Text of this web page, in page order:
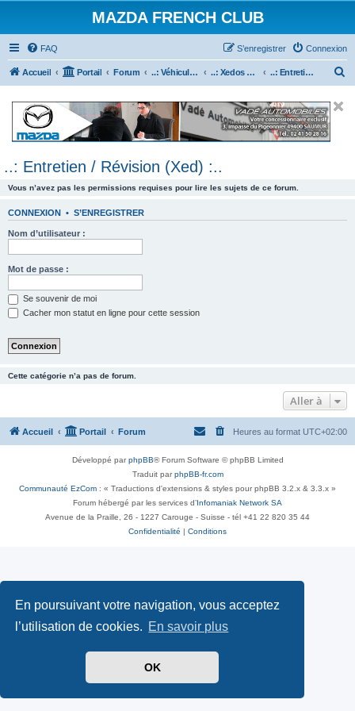
En poursuivant votre navigation, vous acceptez
l’utilisation de cookies. En savoir plus
OK
MAZDA FRENCH CLUB
FAQ Connexion
S’enregistrer
Accueil Portail Forum ..: Véhicules Mazda ancien (<2003) :.. ..: Xedos 6 & 9 :.. ..: Entretien / Révision (Xed) :..
e
..: Entretien / Révision (Xed) :..
Vous n’avez pas les permissions requises pour lire les sujets de ce forum.
CONNEXION • S’ENREGISTRER
Nom d’utilisateur :
Mot de passe :
Se souvenir de moi
Cacher mon statut en ligne pour cette session
Cette catégorie n’a pas de forum.
Aller à
Accueil Portail Forum Heures au format UTC+02:00
Développé parphpBB® Forum Software © phpBB Limited
Traduit parphpBB-fr.com
Communauté EzCom : « Traductions d'extensions & styles pour phpBB 3.2.x & 3.3.x »
Forum hébergé par les services d’ Infomaniak Network SA
Avenue de la Praille, 26 - 1227 Carouge - Suisse - tél +41 22 820 35 44
Confidentialité
Conditions